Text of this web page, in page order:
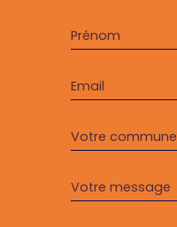
Prénom
Email
Votre commune
Votre message